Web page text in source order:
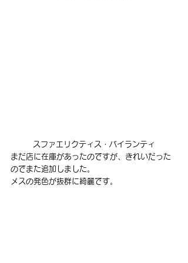
スファエリクティス・バイランティ
まだ店に在庫があったのですが、きれいだった
のでまた追加しました。
メスの発色が抜群に綺麗です。